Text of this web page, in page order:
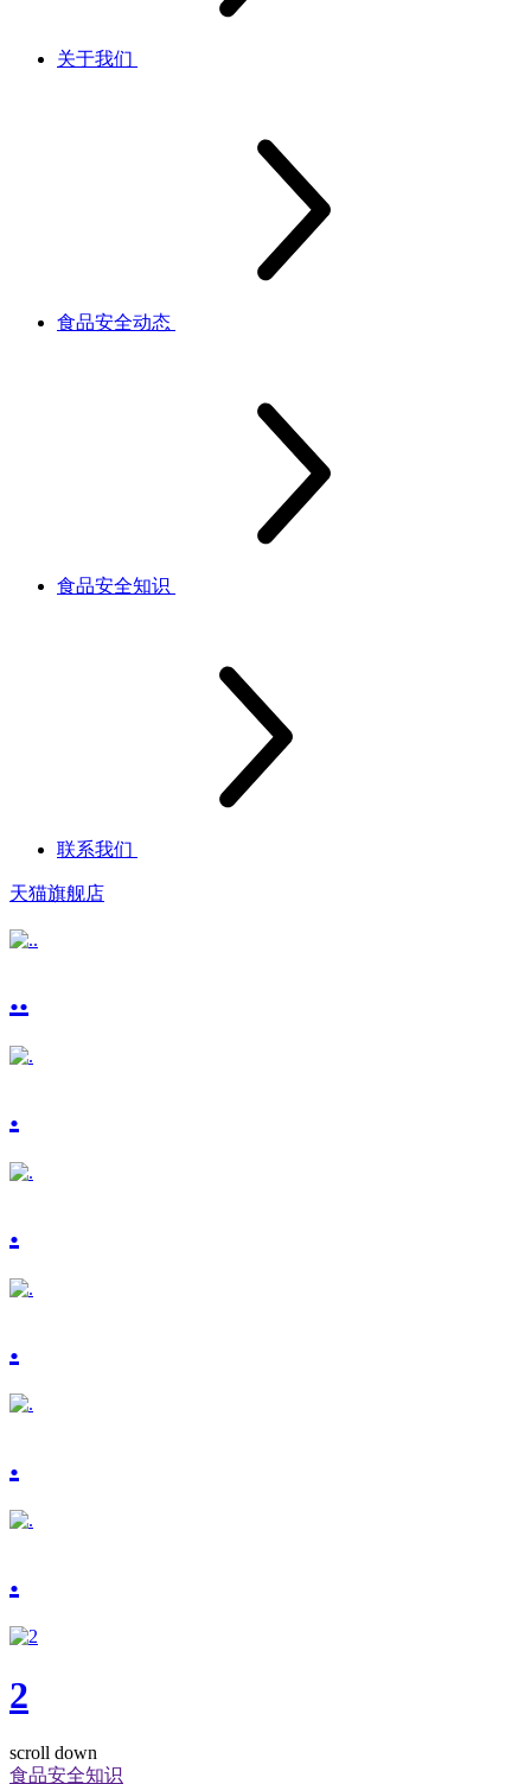
关于我们
食品安全动态
食品安全知识
联系我们
天猫旗舰店
..
.
.
.
.
.
2
scroll down
食品安全知识